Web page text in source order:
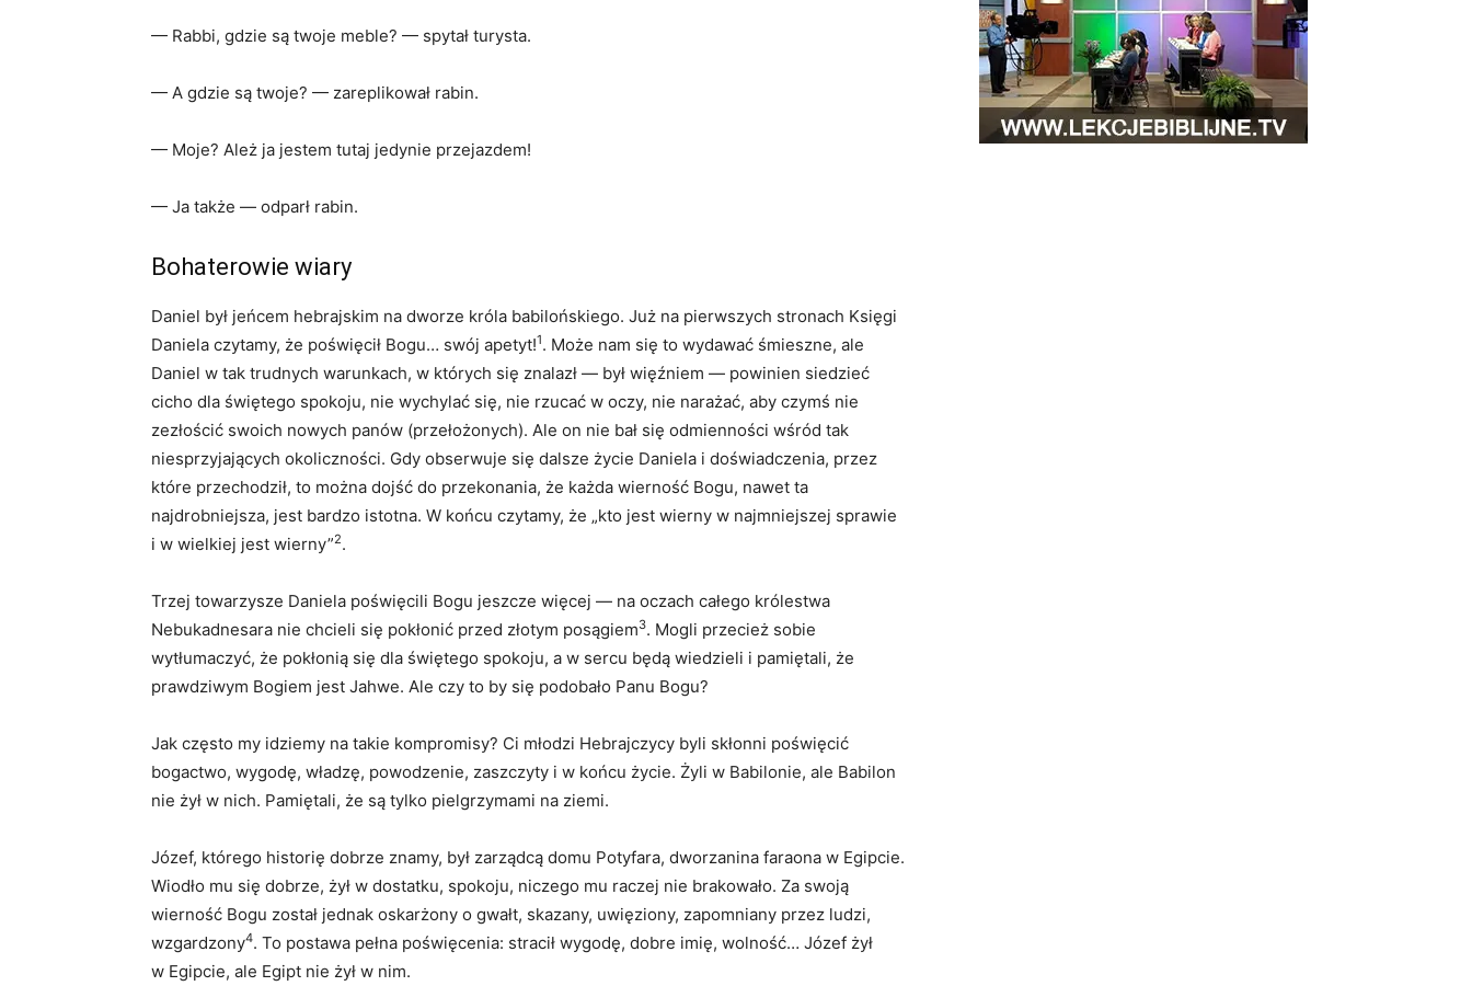
— Rabbi, gdzie są twoje meble? — spytał turysta.
— A gdzie są twoje? — zareplikował rabin.
— Moje? Ależ ja jestem tutaj jedynie przejazdem!
— Ja także — odparł rabin.
Bohaterowie wiary
Daniel był jeńcem hebrajskim na dworze króla babilońskiego. Już na pierwszych stronach Księgi
Daniela czytamy, że poświęcił Bogu… swój apetyt!1. Może nam się to wydawać śmieszne, ale
Daniel w tak trudnych warunkach, w których się znalazł — był więźniem — powinien siedzieć
cicho dla świętego spokoju, nie wychylać się, nie rzucać w oczy, nie narażać, aby czymś nie
zezłościć swoich nowych panów (przełożonych). Ale on nie bał się odmienności wśród tak
niesprzyjających okoliczności. Gdy obserwuje się dalsze życie Daniela i doświadczenia, przez
które przechodził, to można dojść do przekonania, że każda wierność Bogu, nawet ta
najdrobniejsza, jest bardzo istotna. W końcu czytamy, że „kto jest wierny w najmniejszej sprawie
i w wielkiej jest wierny”2.
Trzej towarzysze Daniela poświęcili Bogu jeszcze więcej — na oczach całego królestwa
Nebukadnesara nie chcieli się pokłonić przed złotym posągiem3. Mogli przecież sobie
wytłumaczyć, że pokłonią się dla świętego spokoju, a w sercu będą wiedzieli i pamiętali, że
prawdziwym Bogiem jest Jahwe. Ale czy to by się podobało Panu Bogu?
Jak często my idziemy na takie kompromisy? Ci młodzi Hebrajczycy byli skłonni poświęcić
bogactwo, wygodę, władzę, powodzenie, zaszczyty i w końcu życie. Żyli w Babilonie, ale Babilon
nie żył w nich. Pamiętali, że są tylko pielgrzymami na ziemi.
Józef, którego historię dobrze znamy, był zarządcą domu Potyfara, dworzanina faraona w Egipcie.
Wiodło mu się dobrze, żył w dostatku, spokoju, niczego mu raczej nie brakowało. Za swoją
wierność Bogu został jednak oskarżony o gwałt, skazany, uwięziony, zapomniany przez ludzi,
wzgardzony4. To postawa pełna poświęcenia: stracił wygodę, dobre imię, wolność… Józef żył
w Egipcie, ale Egipt nie żył w nim.